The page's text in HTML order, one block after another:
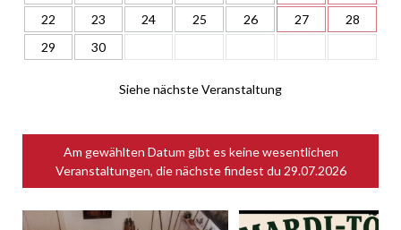
22
23 24 25 26 27
28
29
30
Siehe nächste Veranstaltung
Am gewählten Datum gibt es keine wesentlichen
Veranstaltungen, die nächste findest du 29.07.2026